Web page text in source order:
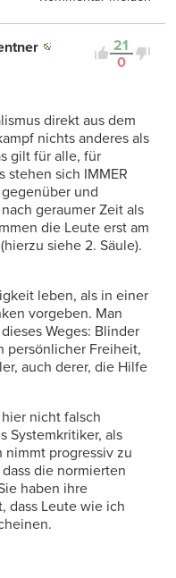
21
0
direkt aus dem
nichts anderes als
gilt für alle, für
stehen sich IMMER
und
geraumer Zeit als
die Leute erst am
siehe 2. Säule).
leben, als in einer
vorgeben. Man
Weges: Blinder
persönlicher Freiheit,
auch derer, die Hilfe
nicht falsch
Systemkritiker, als
nimmt progressiv zu
die normierten
haben ihre
dass Leute wie ich